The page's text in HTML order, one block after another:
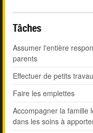
Tâches
Assumer l'entière
parents
Effectuer de petits
Faire les emplettes
Accompagner la famille
dans les soins à